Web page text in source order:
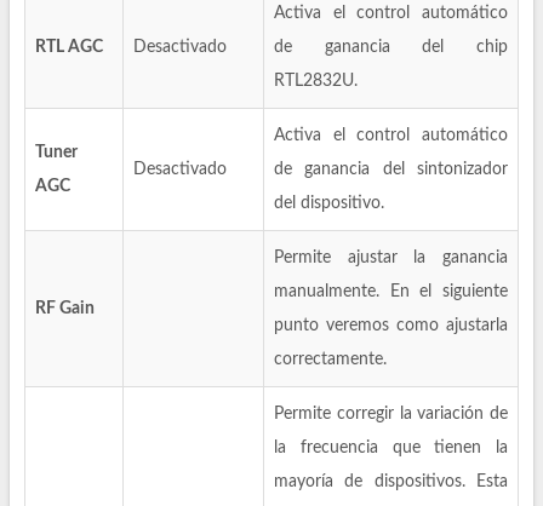
RTL AGC Desactivado
Activa el control automático
de ganancia del chip
RTL2832U.
Tuner
AGC
Desactivado
Activa el control automático
de ganancia del sintonizador
del dispositivo.
RF Gain
Permite ajustar la ganancia
manualmente. En el siguiente
punto veremos como ajustarla
correctamente.
Permite corregir la variación de
la frecuencia que tienen la
mayoría de dispositivos. Esta